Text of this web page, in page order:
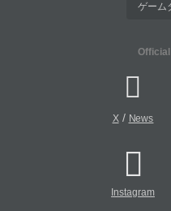
ゲーム
X/ News
Instagram